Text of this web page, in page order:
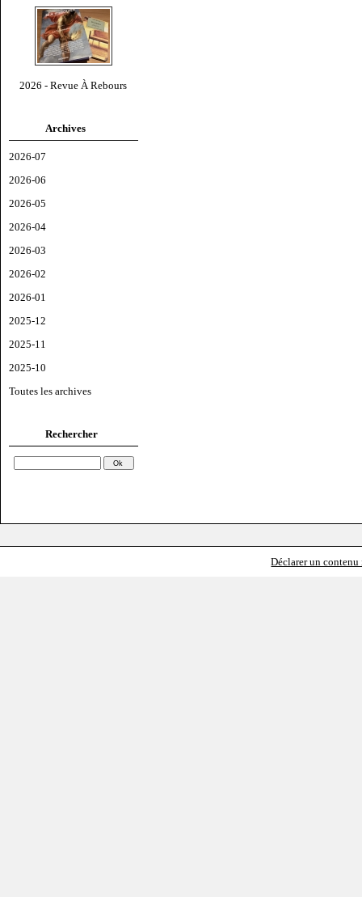
2026 - Revue À Rebours
Archives
2026-07
2026-06
2026-05
2026-04
2026-03
2026-02
2026-01
2025-12
2025-11
2025-10
Toutes les archives
Rechercher
Déclarer un